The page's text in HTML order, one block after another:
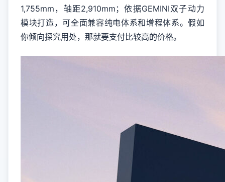
1,755mm，轴距2,910mm；依据GEMINI双子动力
模块打造，可全面兼容纯电体系和增程体系。假如
你倾向探究用处，那就要支付比较高的价格。